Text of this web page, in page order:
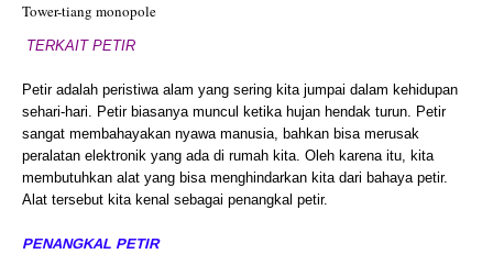
Tower-tiang monopole
TERKAIT PETIR
Petir adalah peristiwa alam yang sering kita jumpai dalam kehidupan
sehari-hari. Petir biasanya muncul ketika hujan hendak turun. Petir
sangat membahayakan nyawa manusia, bahkan bisa merusak
peralatan elektronik yang ada di rumah kita. Oleh karena itu, kita
membutuhkan alat yang bisa menghindarkan kita dari bahaya petir.
Alat tersebut kita kenal sebagai penangkal petir.
PENANGKAL PETIR